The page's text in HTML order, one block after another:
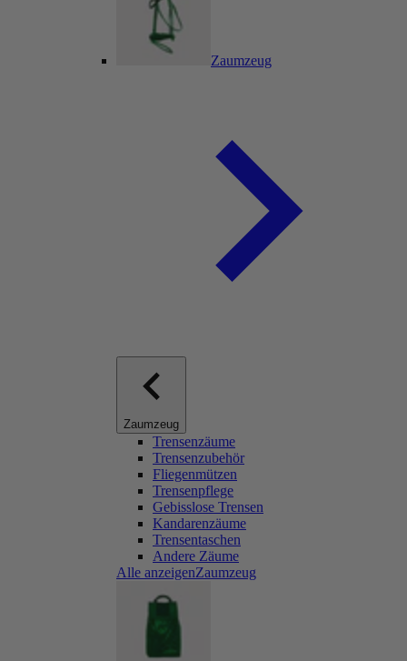
Zaumzeug
Zaumzeug
Trensenzäume
Trensenzubehör
Fliegenmützen
Trensenpflege
Gebisslose Trensen
Kandarenzäume
Trensentaschen
Andere Zäume
Alle anzeigenZaumzeug